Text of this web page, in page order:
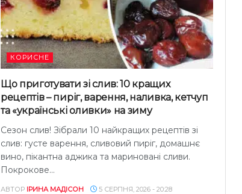
КОРИСНЕ
Що приготувати зі слив: 10 кращих
рецептів – пиріг, варення, наливка, кетчуп
та «українські оливки» на зиму
Сезон слив! Зібрали 10 найкращих рецептів зі
слив: густе варення, сливовий пиріг, домашнє
вино, пікантна аджика та мариновані сливи.
Покрокове...
АВТОР ІРИНА МАДІСОН 5 СЕРПНЯ, 2026 - 20:28